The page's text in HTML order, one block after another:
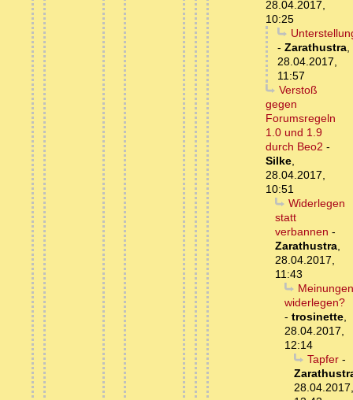
28.04.2017,
10:25
- Zarathustra,
28.04.2017,
11:57
Verstoß
gegen
Forumsregeln
1.0 und 1.9
durch Beo2 -
Silke,
28.04.2017,
10:51
Widerlegen
statt
verbannen -
Zarathustra,
28.04.2017,
11:43
Meinungen
widerlegen?
- trosinette,
28.04.2017,
12:14
Tapfer-
28.04.2017,